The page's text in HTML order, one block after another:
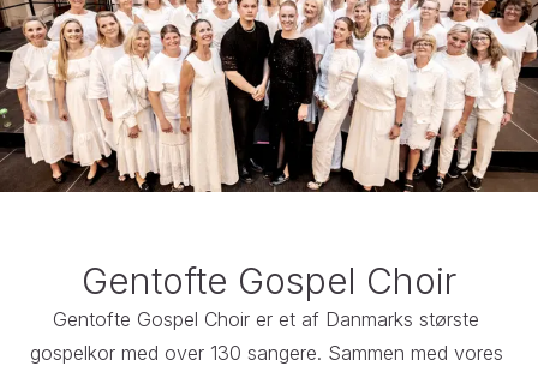
Gentofte Gospel Choir
Gentofte Gospel Choir er et af Danmarks største
gospelkor med over 130 sangere. Sammen med vores